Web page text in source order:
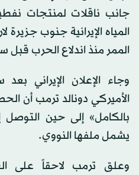
جانب ناقلات لمنتجات
المياه الإيرانية جنوب
الممر منذ اندلاع الحرب قبل
وجاء الإعلان الإيراني
الأميركي دونالد ترمب أن
بالكامل» إلى حين التوصل
يشمل ملفها النووي.
وعلق ترمب لاحقاً على